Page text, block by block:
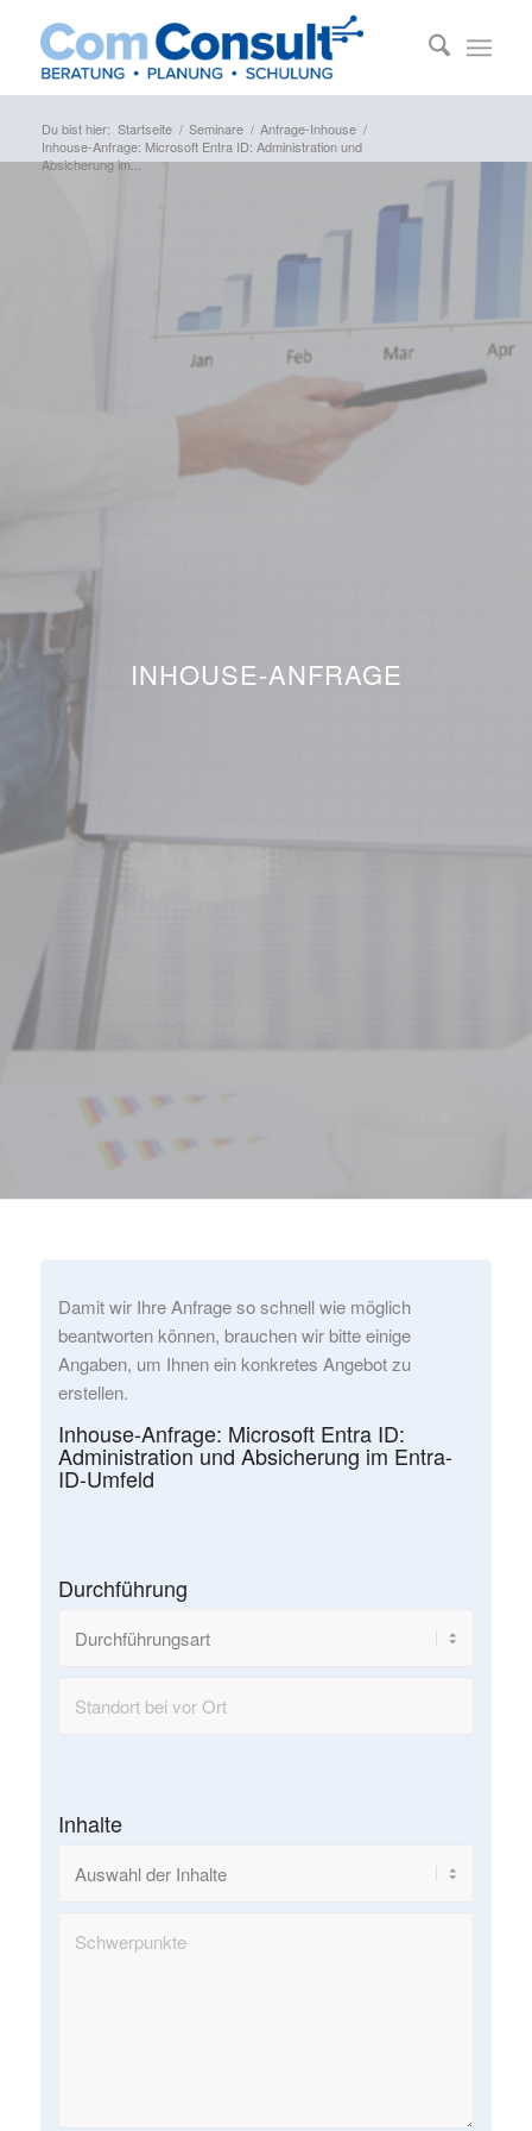
Du bist hier: Startseite / Seminare / Anfrage-Inhouse /
Inhouse-Anfrage: Microsoft Entra ID: Administration und
Absicherung im...
INHOUSE-ANFRAGE
Damit wir Ihre Anfrage so schnell wie möglich
beantworten können, brauchen wir bitte einige
Angaben, um Ihnen ein konkretes Angebot zu
erstellen.
Inhouse-Anfrage: Microsoft Entra ID:
Administration und Absicherung im Entra-
ID-Umfeld
Durchführung
Inhalte